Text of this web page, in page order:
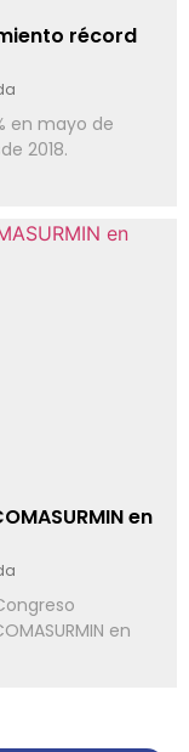
récord
en mayo de
2018.
en
en